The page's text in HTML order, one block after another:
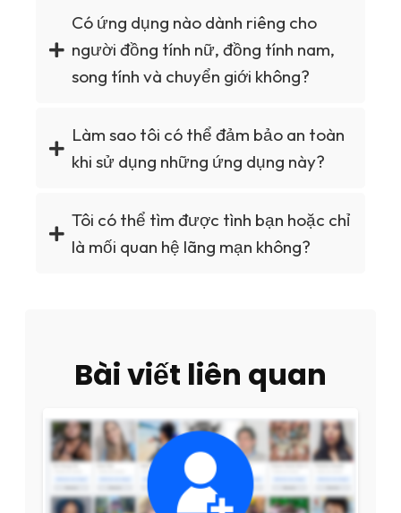
Có ứng dụng nào dành riêng cho
người đồng tính nữ, đồng tính nam,
song tính và chuyển giới không?
Làm sao tôi có thể đảm bảo an toàn
khi sử dụng những ứng dụng này?
Tôi có thể tìm được tình bạn hoặc chỉ
là mối quan hệ lãng mạn không?
Bài viết liên quan